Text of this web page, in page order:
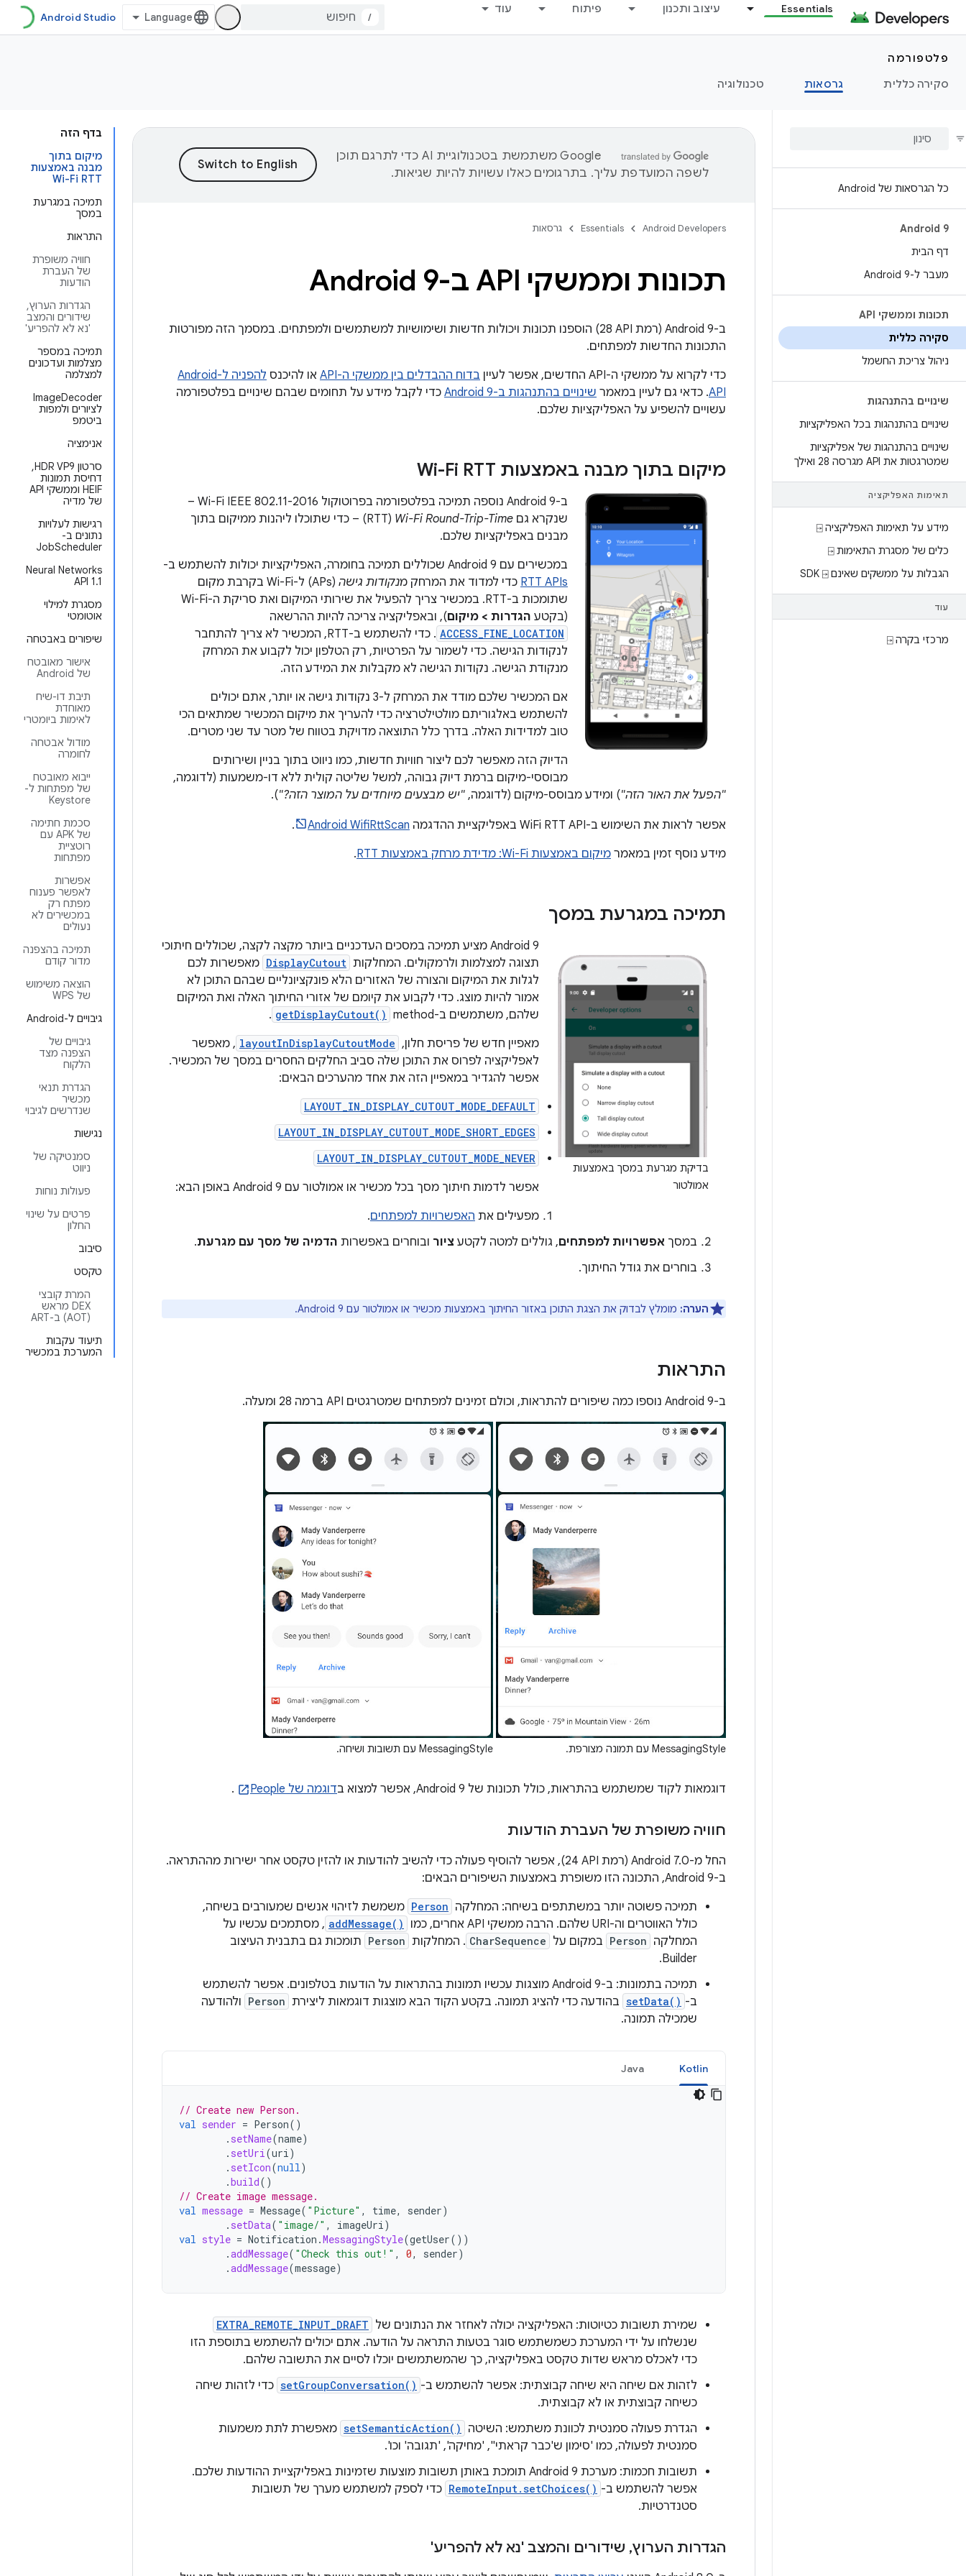
Essentials עיצוב ותכנון פיתוח עוד
/
Android Studio
פלטפורמה
סקירה כללית
גרסאות טכנולוגיה
כל הגרסאות של Android
Android 9
דף הבית
מעבר ל-Android 9
תכונות וממשקי API
סקירה כללית
ניהול צריכת החשמל
שינויים בהתנהגות
שינויים בהתנהגות בכל האפליקציות
שינויים בהתנהגות של אפליקציות
שמטרגטות את API מגרסה 28 ואילך
תאימות האפליקציה
מידע על תאימות האפליקציה ⍈
כלים של מסגרת התאימות ⍈
הגבלות על ממשקים שאינם SDK ⍈
עוד
מרכזי בקרה ⍈
בדף הזה
מיקום בתוך
מבנה באמצעות
Wi-Fi RTT
תמיכה במגרעת
במסך
התראות
חוויה משופרת
של העברת
הודעות
הגדרות הערוץ,
שידורים והמצב
'נא לא להפריע'
תמיכה במספר
מצלמות ועדכונים
למצלמה
‫ImageDecoder
לציורים ולמפות
ביטמפ
אנימציה
סרטון HDR VP9,
דחיסת תמונות
HEIF וממשקי API
של מדיה
רגישות לעלויות
נתונים ב-
JobScheduler
‫Neural Networks
API 1.1
מסגרת למילוי
אוטומטי
שיפורים באבטחה
אישור מאובטח
של Android
תיבת דו-שיח
מאוחדת
לאימות ביומטרי
מודול אבטחה
לחומרה
ייבוא מאובטח
של מפתחות ל-
Keystore
סכמת חתימה
של APK עם
רוטציית
מפתחות
אפשרות
לאפשר פענוח
מפתח רק
במכשירים לא
נעולים
תמיכה בהצפנה
מדור קודם
הוצאה משימוש
של WPS
גיבויים ל-Android
גיבויים של
הצפנה מצד
הלקוח
הגדרת תנאי
מכשיר
שנדרשים לגיבוי
נגישות
סמנטיקה של
ניווט
פעולות נוחות
פרטים על שינוי
החלון
סיבוב
טקסט
המרת קובצי
DEX מראש
(AOT) ב-ART
תיעוד עקבות
המערכת במכשיר
‫Google משתמשת בטכנולוגיית AI כדי לתרגם תוכן
לשפה המועדפת עליך. בתרגומים כאלו עשויות להיות שגיאות.
Android Developers
Essentials גרסאות
תכונות וממשקי API ב-Android 9
ב-Android 9 (רמת API‏ 28) הוספנו תכונות ויכולות חדשות ושימושיות למשתמשים ולמפתחים. במסמך הזה מפורטות
התכונות החדשות למפתחים.
כדי לקרוא על ממשקי ה-API החדשים, אפשר לעיין
בדוח ההבדלים בין ממשקי ה-API או להיכנס
להפניה ל-Android
API. כדאי גם לעיין במאמר שינויים בהתנהגות ב-Android 9
כדי לקבל מידע על תחומים שבהם שינויים בפלטפורמה
עשויים להשפיע על האפליקציות שלכם.
מיקום בתוך מבנה באמצעות Wi-Fi RTT
ב-Android 9 נוספה תמיכה בפלטפורמה בפרוטוקול Wi-Fi IEEE 802.11-2016 –
שנקרא גם Wi-Fi Round-Trip-Time
‏ (RTT) – כדי שתוכלו ליהנות ממיקום בתוך
מבנים באפליקציות שלכם.
במכשירים עם Android 9 שכוללים תמיכה בחומרה, האפליקציות יכולות להשתמש ב-
RTT APIs כדי למדוד את המרחק מנקודות גישה
(APs) ל-Wi-Fi בקרבת מקום
שתומכות ב-RTT. במכשיר צריך להפעיל את שירותי המיקום ואת סריקת ה-Wi-Fi
(בקטע הגדרות > מיקום), ובאפליקציה צריכה להיות ההרשאה
ACCESS_FINE_LOCATION
. כדי להשתמש ב-RTT, המכשיר לא צריך להתחבר
לנקודות הגישה. כדי לשמור על הפרטיות, רק הטלפון יכול לקבוע את המרחק
מנקודת הגישה. נקודות הגישה לא מקבלות את המידע הזה.
אם המכשיר שלכם מודד את המרחק ל-3 נקודות גישה או יותר, אתם יכולים
להשתמש באלגוריתם מולטילטרציה כדי להעריך את מיקום המכשיר שמתאים הכי
טוב למדידות האלה. בדרך כלל התוצאה מדויקת בטווח של מטר עד שני מטרים.
הדיוק הזה מאפשר לכם ליצור חוויות חדשות, כמו ניווט בתוך בניין ושירותים
מבוססי-מיקום ברמת דיוק גבוהה, למשל שליטה קולית ללא דו-משמעות (לדוגמה,
"הפעל את האור הזה") ומידע מבוסס-מיקום (לדוגמה, "יש מבצעים מיוחדים על המוצר הזה?").
אפשר לראות את השימוש ב-WiFi RTT API באפליקציית ההדגמה Android WifiRttScan
.
מידע נוסף זמין במאמר מיקום באמצעות Wi-Fi: מדידת מרחק באמצעות RTT .
תמיכה במגרעת במסך
בדיקת מגרעת במסך באמצעות
אמולטור
‫Android 9 מציע תמיכה במסכים העדכניים ביותר מקצה לקצה, שכוללים חיתוכי
תצוגה למצלמות ולרמקולים. המחלקות DisplayCutout מאפשרות לכם
לגלות את המיקום והצורה של האזורים הלא פונקציונליים שבהם התוכן לא
אמור להיות מוצג. כדי לקבוע את קיומם של אזורי החיתוך האלה ואת המיקום
שלהם, משתמשים ב-method‏
getDisplayCutout()
.
מאפיין חדש של פריסת חלון, layoutInDisplayCutoutMode , מאפשר
לאפליקציה לפרוס את התוכן שלה סביב החלקים החסרים במסך של המכשיר.
אפשר להגדיר במאפיין הזה את אחד מהערכים הבאים:
LAYOUT_IN_DISPLAY_CUTOUT_MODE_DEFAULT
LAYOUT_IN_DISPLAY_CUTOUT_MODE_SHORT_EDGES
LAYOUT_IN_DISPLAY_CUTOUT_MODE_NEVER
אפשר לדמות חיתוך מסך בכל מכשיר או אמולטור עם Android 9 באופן הבא:
מפעילים את האפשרויות למפתחים.
במסך אפשרויות למפתחים, גוללים למטה לקטע ציור ובוחרים באפשרות הדמיה של מסך עם מגרעת.
בוחרים את גודל החיתוך.
הערה: מומלץ לבדוק את הצגת התוכן באזור החיתוך באמצעות מכשיר או אמולטור עם Android 9.
התראות
ב-Android 9 נוספו כמה שיפורים להתראות, וכולם זמינים למפתחים שמטרגטים API ברמה 28 ומעלה.
‫MessagingStyle עם תמונה מצורפת. MessagingStyle עם תשובות ושיחה.
דוגמאות לקוד שמשתמש בהתראות, כולל תכונות של Android 9, אפשר למצוא ב דוגמה של People .
חוויה משופרת של העברת הודעות
החל מ-Android 7.0 (רמת API‏ 24), אפשר להוסיף פעולה כדי להשיב להודעות או להזין טקסט אחר ישירות מההתראה.
ב-Android 9, התכונה הזו משופרת באמצעות השיפורים הבאים:
תמיכה פשוטה יותר במשתתפים בשיחה: המחלקה Person משמשת לזיהוי אנשים שמעורבים בשיחה,
כולל האווטרים וה-URI שלהם. הרבה ממשקי API אחרים, כמו
addMessage() , מסתמכים עכשיו על
המחלקה Person במקום על CharSequence . המחלקות Person תומכות גם בתבנית העיצוב
Builder.
תמיכה בתמונות: ב-Android 9 מוצגות עכשיו תמונות בהתראות על הודעות בטלפונים. אפשר להשתמש
ב- setData() בהודעה כדי להציג תמונה. בקטע הקוד הבא מוצגות דוגמאות ליצירת Person ולהודעה
שמכילה תמונה.
Kotlin
Java
// Create new Person.
val sender = Person()
. setName(name)
. setUri (uri )
. setIcon(null )
.build()
// Create image message.
val message = Message( "Picture" , time, sender)
. setData( "image/" , imageUri )
val style = Notification .MessagingStyle(getUser())
.addMessage( "Check this out!" , 0, sender)
.addMessage(message)
שמירת תשובות כטיוטות: האפליקציה יכולה לאחזר את הנתונים של EXTRA_REMOTE_INPUT_DRAFT
שנשלחו על ידי המערכת כשמשתמש סוגר בטעות התראה על הודעה. אתם יכולים להשתמש בתוספת הזו
כדי לאכלס מראש שדות טקסט באפליקציה, כך שהמשתמשים יוכלו לסיים את התשובה שלהם.
לזהות אם שיחה היא שיחה קבוצתית: אפשר להשתמש ב- setGroupConversation() כדי לזהות שיחה
כשיחה קבוצתית או לא קבוצתית.
הגדרת פעולה סמנטית לכוונת משתמש: השיטה
setSemanticAction() מאפשרת לתת משמעות
סמנטית לפעולה, כמו 'סימון ש'כבר קראתי'', 'מחיקה', 'תגובה' וכו'.
תשובות חכמות: מערכת Android 9 תומכת באותן תשובות מוצעות שזמינות באפליקציית ההודעות שלכם.
אפשר להשתמש ב- RemoteInput.setChoices() כדי לספק למשתמש מערך של תשובות
סטנדרטיות.
הגדרות הערוץ, שידורים והמצב 'נא לא להפריע'